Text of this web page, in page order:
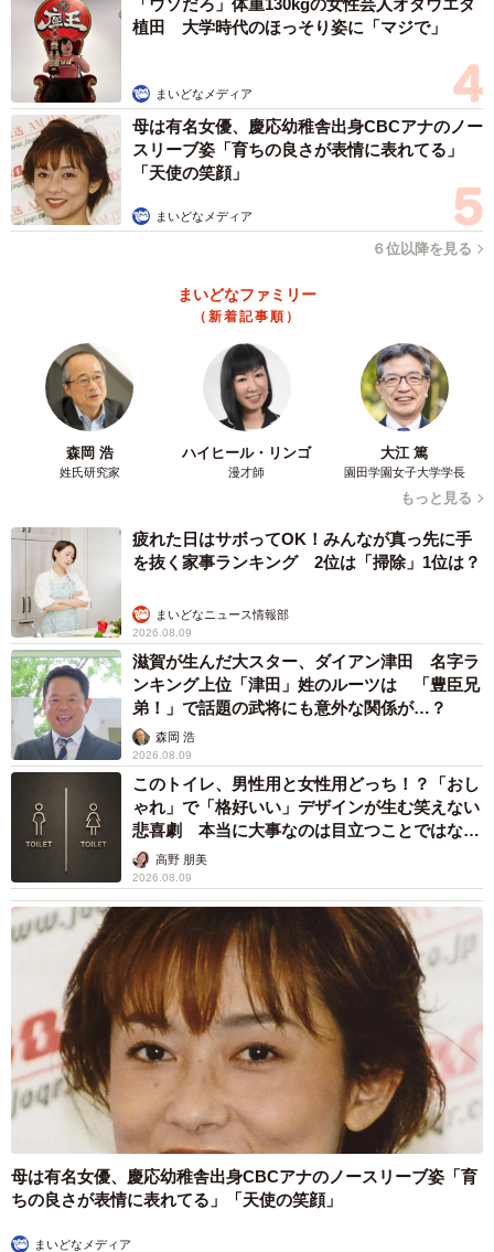
「ウソだろ」体重130kgの女性芸人オダウエダ
植田 大学時代のほっそり姿に「マジで」
まいどなメディア
母は有名女優、慶応幼稚舎出身CBCアナのノー
スリーブ姿「育ちの良さが表情に表れてる」
「天使の笑顔」
まいどなメディア
６位以降を見る
まいどなファミリー
（新着記事順）
森岡 浩
姓氏研究家
ハイヒール・リンゴ
漫才師
大江 篤
園田学園女子大学学長
もっと見る
疲れた日はサボってOK！みんなが真っ先に手
を抜く家事ランキング 2位は「掃除」1位は？
まいどなニュース情報部
2026.08.09
滋賀が生んだ大スター、ダイアン津田 名字ラ
ンキング上位「津田」姓のルーツは 「豊臣兄
弟！」で話題の武将にも意外な関係が…？
森岡 浩
2026.08.09
このトイレ、男性用と女性用どっち！？「おし
ゃれ」で「格好いい」デザインが生む笑えない
悲喜劇 本当に大事なのは目立つことではな
く…高野 朋美
2026.08.09
母は有名女優、慶応幼稚舎出身CBCアナのノースリーブ姿「育
ちの良さが表情に表れてる」「天使の笑顔」
まいどなメディア